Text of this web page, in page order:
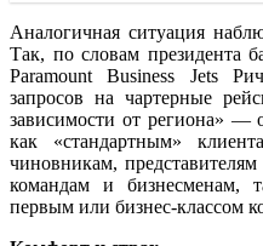
Аналогичная ситуация
Так, по словам
Paramount Business Jets
запросов на чартерные
зависимости от региона» —
как «стандартным»
чиновникам,
командам и бизнесменам,
первым или бизнес-классом